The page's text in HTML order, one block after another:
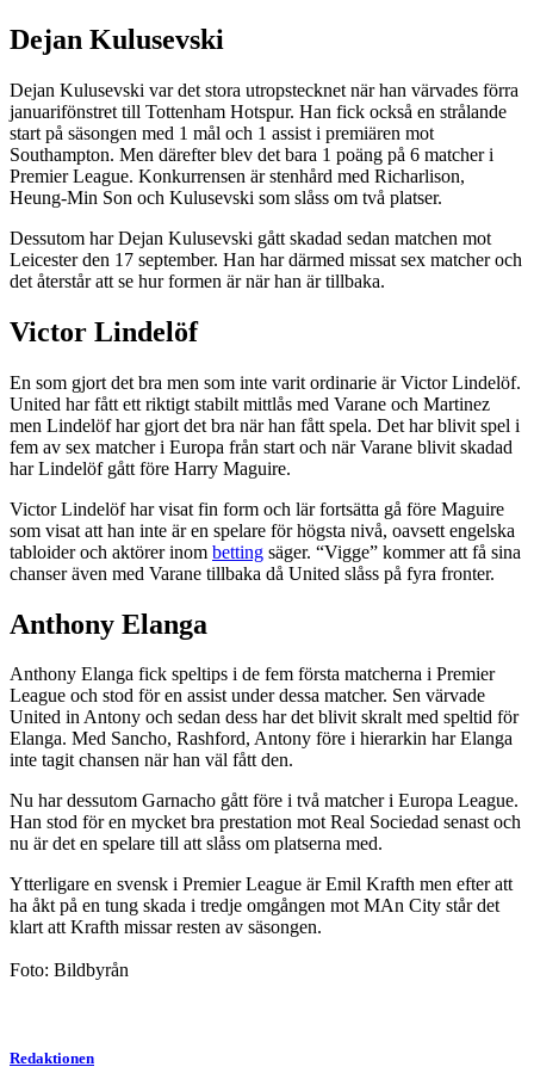
Dejan Kulusevski
Dejan Kulusevski var det stora utropstecknet när han värvades förra
januarifönstret till Tottenham Hotspur. Han fick också en strålande
start på säsongen med 1 mål och 1 assist i premiären mot
Southampton. Men därefter blev det bara 1 poäng på 6 matcher i
Premier League. Konkurrensen är stenhård med Richarlison,
Heung-Min Son och Kulusevski som slåss om två platser.
Dessutom har Dejan Kulusevski gått skadad sedan matchen mot
Leicester den 17 september. Han har därmed missat sex matcher och
det återstår att se hur formen är när han är tillbaka.
Victor Lindelöf
En som gjort det bra men som inte varit ordinarie är Victor Lindelöf.
United har fått ett riktigt stabilt mittlås med Varane och Martinez
men Lindelöf har gjort det bra när han fått spela. Det har blivit spel i
fem av sex matcher i Europa från start och när Varane blivit skadad
har Lindelöf gått före Harry Maguire.
Victor Lindelöf har visat fin form och lär fortsätta gå före Maguire
som visat att han inte är en spelare för högsta nivå, oavsett engelska
tabloider och aktörer inom betting säger. “Vigge” kommer att få sina
chanser även med Varane tillbaka då United slåss på fyra fronter.
Anthony Elanga
Anthony Elanga fick speltips i de fem första matcherna i Premier
League och stod för en assist under dessa matcher. Sen värvade
United in Antony och sedan dess har det blivit skralt med speltid för
Elanga. Med Sancho, Rashford, Antony före i hierarkin har Elanga
inte tagit chansen när han väl fått den.
Nu har dessutom Garnacho gått före i två matcher i Europa League.
Han stod för en mycket bra prestation mot Real Sociedad senast och
nu är det en spelare till att slåss om platserna med.
Ytterligare en svensk i Premier League är Emil Krafth men efter att
ha åkt på en tung skada i tredje omgången mot MAn City står det
klart att Krafth missar resten av säsongen.
Foto: Bildbyrån
Redaktionen